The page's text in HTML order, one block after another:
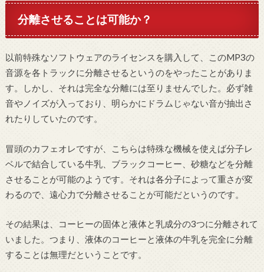
分離させることは可能か？
以前特殊なソフトウェアのライセンスを購入して、このMP3の
音源を各トラックに分離させるというのをやったことがありま
す。しかし、それは完全な分離には至りませんでした。必ず雑
音やノイズが入っており、明らかにドラムじゃない音が抽出さ
れたりしていたのです。
冒頭のカフェオレですが、こちらは特殊な機械を使えば分子レ
ベルで結合している牛乳、ブラックコーヒー、砂糖などを分離
させることが可能のようです。それは各分子によって重さが変
わるので、遠心力で分離させることが可能だというのです。
その結果は、コーヒーの固体と液体と乳成分の3つに分離されて
いました。つまり、液体のコーヒーと液体の牛乳を完全に分離
することは無理だということです。